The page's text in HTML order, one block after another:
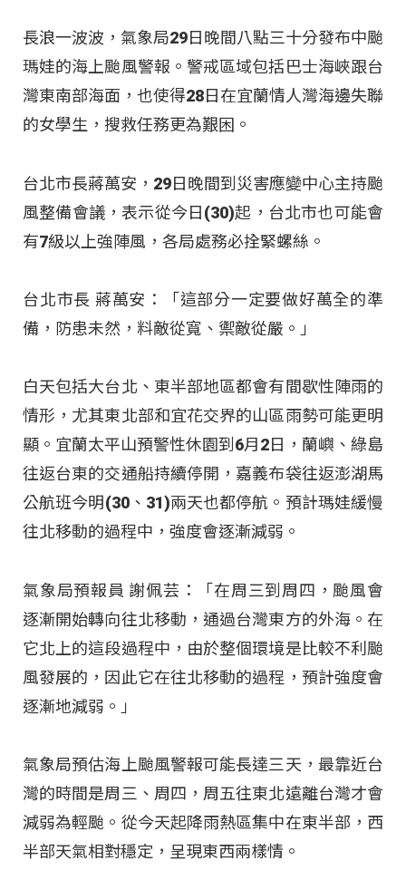
長浪一波波，氣象局29日晚間八點三十分發布中颱
瑪娃的海上颱風警報。警戒區域包括巴士海峽跟台
灣東南部海面，也使得28日在宜蘭情人灣海邊失聯
的女學生，搜救任務更為艱困。
台北市長蔣萬安，29日晚間到災害應變中心主持颱
風整備會議，表示從今日(30)起，台北市也可能會
有7級以上強陣風，各局處務必拴緊螺絲。
台北市長 蔣萬安：「這部分一定要做好萬全的準
備，防患未然，料敵從寬、禦敵從嚴。」
白天包括大台北、東半部地區都會有間歇性陣雨的
情形，尤其東北部和宜花交界的山區雨勢可能更明
顯。宜蘭太平山預警性休園到6月2日，蘭嶼、綠島
往返台東的交通船持續停開，嘉義布袋往返澎湖馬
公航班今明(30、31)兩天也都停航。預計瑪娃緩慢
往北移動的過程中，強度會逐漸減弱。
氣象局預報員 謝佩芸：「在周三到周四，颱風會
逐漸開始轉向往北移動，通過台灣東方的外海。在
它北上的這段過程中，由於整個環境是比較不利颱
風發展的，因此它在往北移動的過程，預計強度會
逐漸地減弱。」
氣象局預估海上颱風警報可能長達三天，最靠近台
灣的時間是周三、周四，周五往東北遠離台灣才會
減弱為輕颱。從今天起降雨熱區集中在東半部，西
半部天氣相對穩定，呈現東西兩樣情。